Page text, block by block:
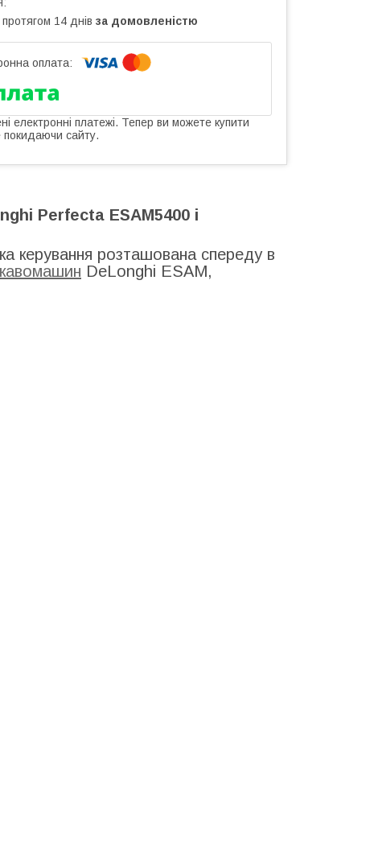
14 днів за домовленістю
електронні платежі. Тепер ви можете купити
покидаючи сайту.
Perfecta ESAM5400 і
керування розташована спереду в
кавомашин DeLonghi ESAM,